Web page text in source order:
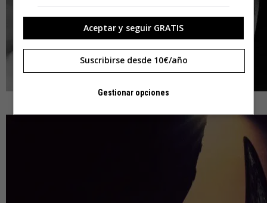
Max Donoso. ‘Mar Negra’
Aceptar y seguir GRATIS
Suscribirse desde 10€/año
Gestionar opciones